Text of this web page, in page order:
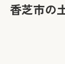
芝市の